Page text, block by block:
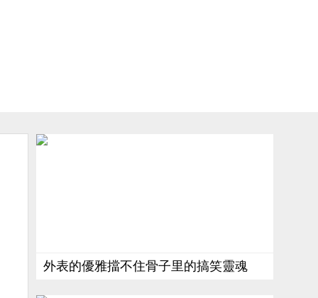
外表的優雅擋不住骨子里的搞笑靈魂